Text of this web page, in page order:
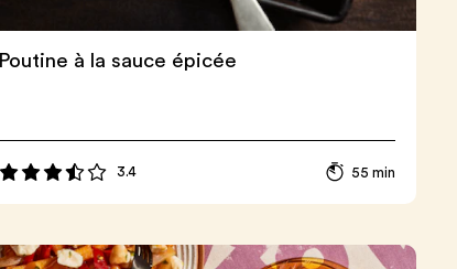
Poutine à la sauce épicée
3.4 55 min